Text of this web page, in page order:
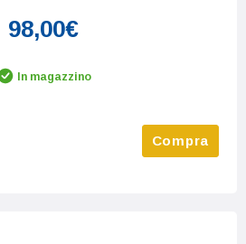
98,00€
In magazzino
Quantity:
Compra